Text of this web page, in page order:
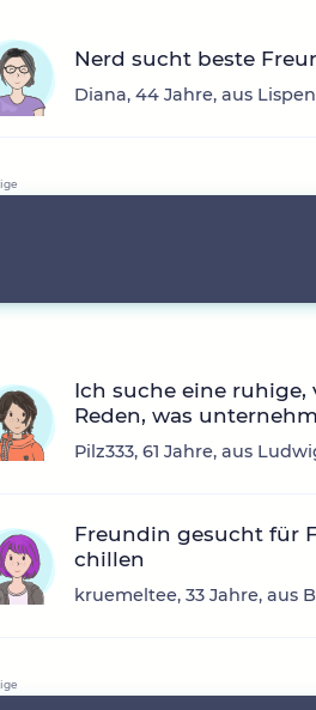
Nerd sucht beste
Diana, 44 Jahre, aus
Ich suche eine ruhige,
Reden, was
Pilz333, 61 Jahre, aus
Freundin gesucht für
chillen
kruemeltee, 33 Jahre, aus